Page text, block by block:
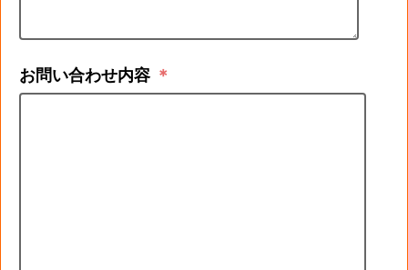
お問い合わせ内容 ＊